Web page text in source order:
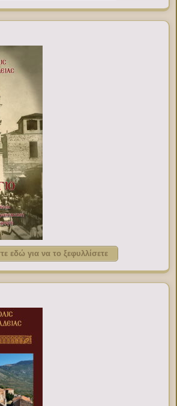
εδώ για να το ξεφυλλίσετε